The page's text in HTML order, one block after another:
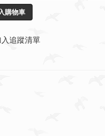
購物車
入追蹤清單